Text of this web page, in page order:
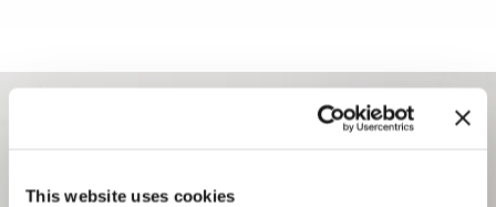
This website uses cookies